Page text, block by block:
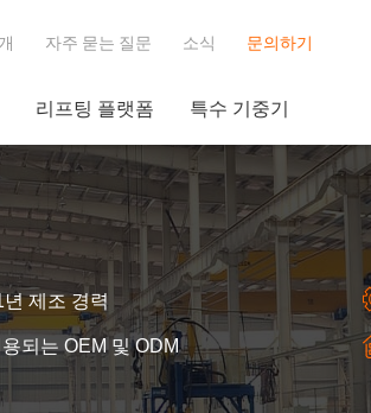
자주 묻는 질문 소식 문의하기
리프팅 플랫폼 특수 기중기
년 제조 경력
되는 OEM 및 ODM